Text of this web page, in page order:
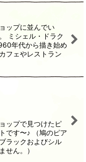
ップに並んでい
ミシェル・ドラク
年代から描き始め
フェやレストラン
ップで見つけたピ
です〜♪ （鳩のピア
ラックおよびシル
せん。）